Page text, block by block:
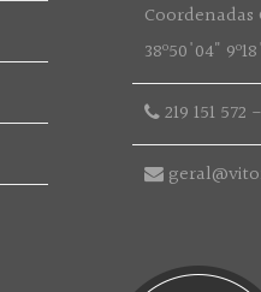
Coordenadas
38º50'04"
219 151 572 -